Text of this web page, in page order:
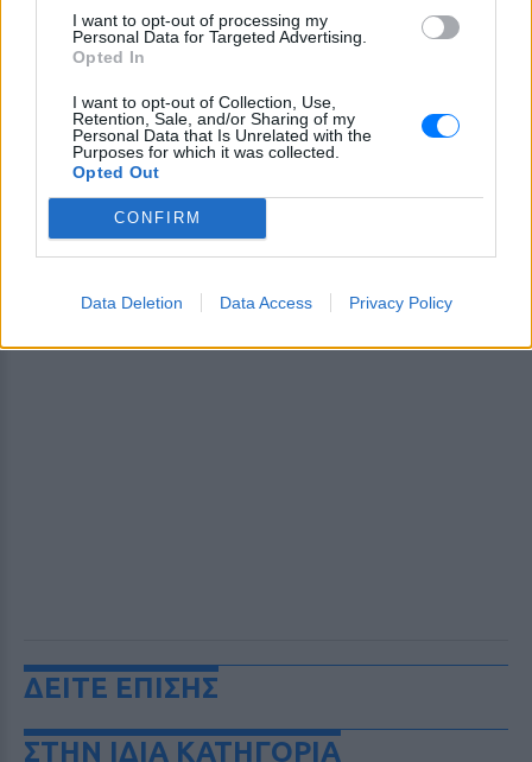
I want to opt-out of processing my
Personal Data for Targeted Advertising.
Opted In
I want to opt-out of Collection, Use,
Retention, Sale, and/or Sharing of my
Personal Data that Is Unrelated with the
Purposes for which it was collected.
Opted Out
CONFIRM
Data Deletion Data Access Privacy Policy
και ότι σου κάνει κλικ!
Ακολουθήστε το E-Radio.gr και στο Instagram
ΔΙΑΦΗΜΙΣΗ
ΔΕΙΤΕ ΕΠΙΣΗΣ
ΣΤΗΝ ΙΔΙΑ ΚΑΤΗΓΟΡΙΑ